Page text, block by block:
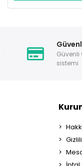
Güvenli
sistemi